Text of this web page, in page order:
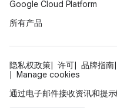
Google Cloud Platform
所有产品
隐私权政策 许可 品牌指南
Manage cookies
通过电子邮件接收资讯和提示